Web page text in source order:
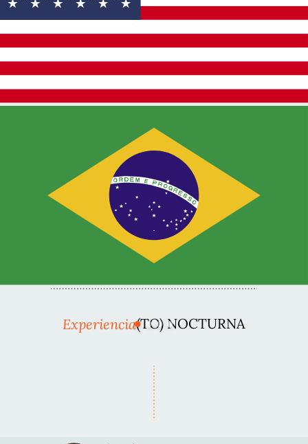
Experiencia(TO) NOCTURNA